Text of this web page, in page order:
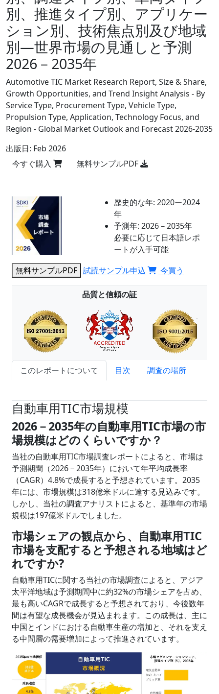
別、推進タイプ別、アプリケー
ション別、技術焦点別及び地域
別―世界市場の見通しと予測
2026－2035年
Automotive TIC Market Research Report, Size & Share,
Growth Opportunities, and Trend Insight Analysis - By
Service Type, Procurement Type, Vehicle Type,
Propulsion Type, Application, Technology Focus, and
Region - Global Market Outlook and Forecast 2026-2035
出版日: Feb 2026
今すぐ購入
無料サンプルPDF
歴史的な年: 2020ー2024
年
予測年: 2026－2035年
必要に応じて日本語レポ
ートが入手可能
無料サンプルPDF 試読サンプル申込 今買う
品質と信頼の証
このレポートについて 目次
調査の場所
自動車用TIC市場規模
2026－2035年の自動車用TIC市場の市
場規模はどのくらいですか？
当社の自動車用TIC市場調査レポートによると、市場は
予測期間（2026－2035年）において年平均成長率
（CAGR）4.8%で成長すると予想されています。2035
年には、市場規模は318億米ドルに達する見込みです。
しかし、当社の調査アナリストによると、基準年の市場
規模は197億米ドルでしました。
市場シェアの観点から、自動車用TIC
市場を支配すると予想される地域はど
れですか?
自動車用TICに関する当社の市場調査によると、アジア
太平洋地域は予測期間中に約32%の市場シェアを占め、
最も高いCAGRで成長すると予想されており、今後数年
間は有望な成長機会が見込まれます。この成長は、主に
中国とインドにおける自動車生産の増加と、それを支え
る中間層の需要増加によって推進されています。